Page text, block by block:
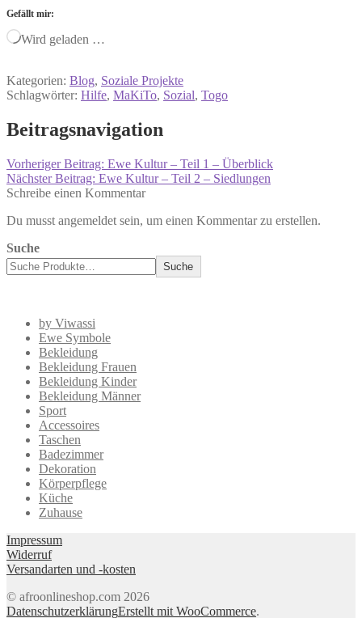
Gefällt mir:
Wird geladen …
Kategorien: Blog, Soziale Projekte
Schlagwörter: Hilfe, MaKiTo, Sozial, Togo
Beitragsnavigation
Vorheriger Beitrag: Ewe Kultur – Teil 1 – Überblick
Nächster Beitrag: Ewe Kultur – Teil 2 – Siedlungen
Schreibe einen Kommentar
Du musst angemeldet sein, um einen Kommentar zu erstellen.
Suche
Suche
by Viwassi
Ewe Symbole
Bekleidung
Bekleidung Frauen
Bekleidung Kinder
Bekleidung Männer
Sport
Accessoires
Taschen
Badezimmer
Dekoration
Körperpflege
Küche
Zuhause
Impressum
Widerruf
Versandarten und -kosten
© afroonlineshop.com 2026
DatenschutzerklärungErstellt mit WooCommerce.